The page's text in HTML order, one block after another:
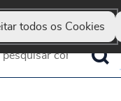
todos os Cookies
Guimarães
Marca